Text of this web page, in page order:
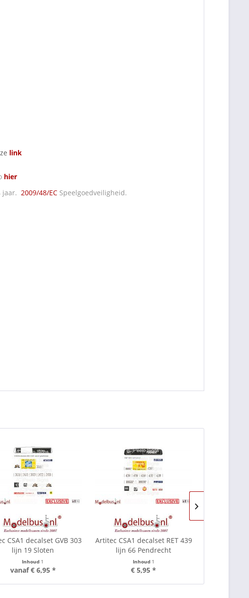
link
hier
jaar. 2009/48/EC Speelgoedveiligheid.
CSA1 decalset GVB 303
lijn 19 Sloten
Inhoud 1
vanaf € 6,95 *
Artitec CSA1 decalset RET 439
lijn 66 Pendrecht
Inhoud 1
€ 5,95 *